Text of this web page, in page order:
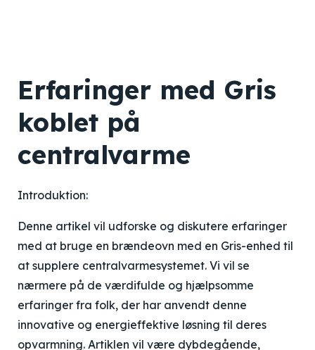
Erfaringer med Gris
koblet på
centralvarme
Introduktion:
Denne artikel vil udforske og diskutere erfaringer
med at bruge en brændeovn med en Gris-enhed til
at supplere centralvarmesystemet. Vi vil se
nærmere på de værdifulde og hjælpsomme
erfaringer fra folk, der har anvendt denne
innovative og energieffektive løsning til deres
opvarmning. Artiklen vil være dybdegående,